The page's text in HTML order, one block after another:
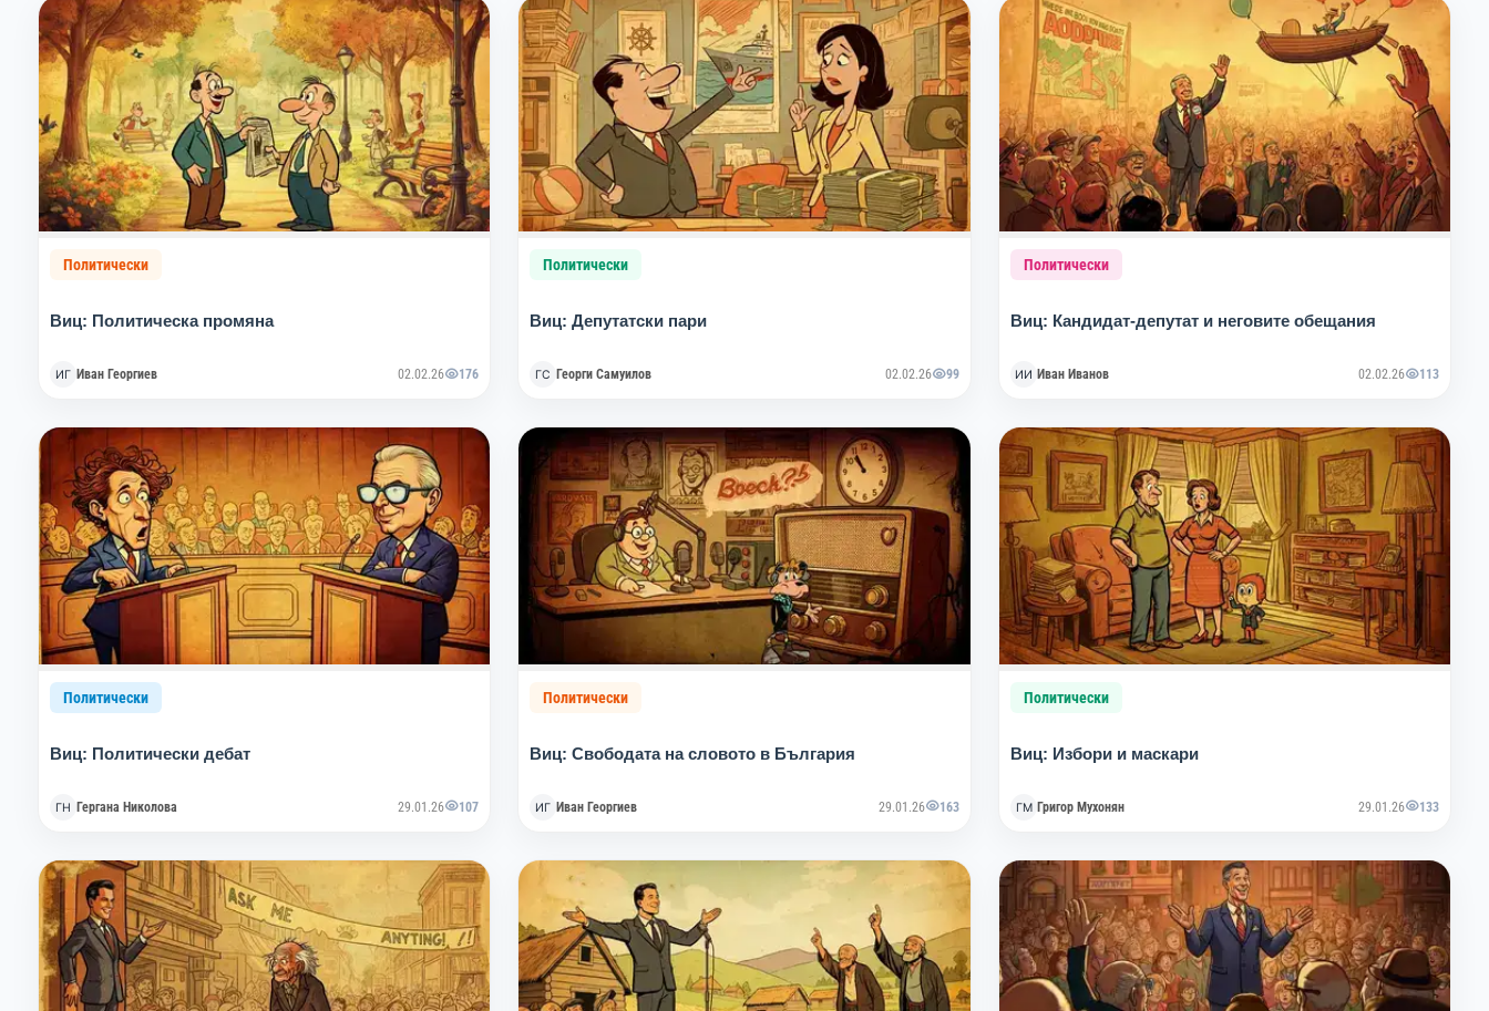
Политически
Виц: Политическа промяна
Иван Георгиев 02.02.26 176
Политически
Виц: Депутатски пари
Георги Самуилов 02.02.26 99
Политически
Виц: Кандидат-депутат и неговите обещания
Иван Иванов 02.02.26 113
Политически
Виц: Политически дебат
Гергана Николова 29.01.26 107
Политически
Виц: Свободата на словото в България
Иван Георгиев 29.01.26 163
Политически
Виц: Избори и маскари
Григор Мухонян 29.01.26 133